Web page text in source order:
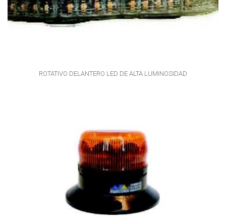
ROTATIVO DELANTERO LED DE ALTA LUMINOSIDAD